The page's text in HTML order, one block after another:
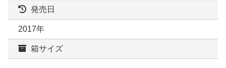
発売日
2017年
箱サイズ